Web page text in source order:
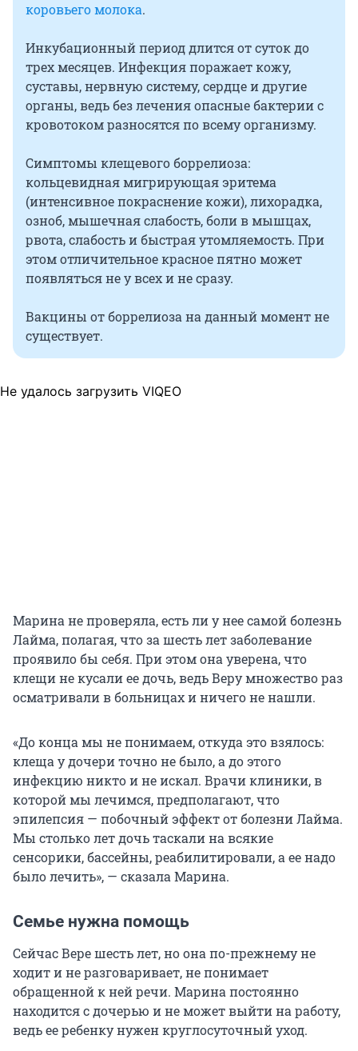
коровьего молока.
Инкубационный период длится от суток до
трех месяцев. Инфекция поражает кожу,
суставы, нервную систему, сердце и другие
органы, ведь без лечения опасные бактерии с
кровотоком разносятся по всему организму.
Симптомы клещевого боррелиоза:
кольцевидная мигрирующая эритема
(интенсивное покраснение кожи), лихорадка,
озноб, мышечная слабость, боли в мышцах,
рвота, слабость и быстрая утомляемость. При
этом отличительное красное пятно может
появляться не у всех и не сразу.
Вакцины от боррелиоза на данный момент не
существует.
Не удалось загрузить VIQEO
Марина не проверяла, есть ли у нее самой болезнь
Лайма, полагая, что за шесть лет заболевание
проявило бы себя. При этом она уверена, что
клещи не кусали ее дочь, ведь Веру множество раз
осматривали в больницах и ничего не нашли.
«До конца мы не понимаем, откуда это взялось:
клеща у дочери точно не было, а до этого
инфекцию никто и не искал. Врачи клиники, в
которой мы лечимся, предполагают, что
эпилепсия — побочный эффект от болезни Лайма.
Мы столько лет дочь таскали на всякие
сенсорики, бассейны, реабилитировали, а ее надо
было лечить», — сказала Марина.
Семье нужна помощь
Сейчас Вере шесть лет, но она по-прежнему не
ходит и не разговаривает, не понимает
обращенной к ней речи. Марина постоянно
находится с дочерью и не может выйти на работу,
ведь ее ребенку нужен круглосуточный уход.